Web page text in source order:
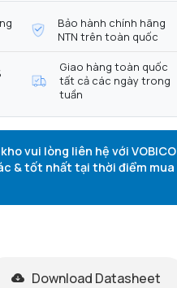
Bảo hành chính hãng
NTN trên toàn quốc
Giao hàng toàn quốc
tất cả các ngày trong
tuần
vui lòng liên hệ với VOBICO
& tốt nhất tại thời điểm mua
Download Datasheet